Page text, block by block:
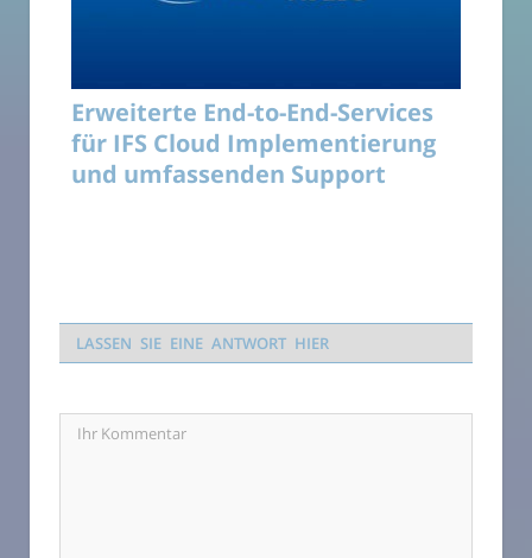
Erweiterte End-to-End-Services
für IFS Cloud Implementierung
und umfassenden Support
LASSEN SIE EINE ANTWORT HIER